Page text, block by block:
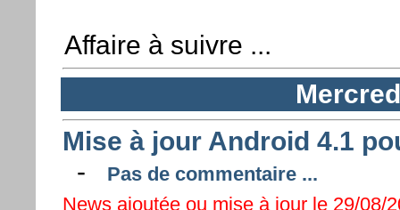
Affaire à suivre ...
Mise à jour Android 4.1
-
Pas de commentaire ...
News ajoutée ou mise à jour le 29/08/